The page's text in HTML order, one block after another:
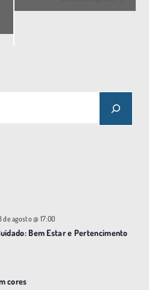
de agosto @ 17:00
Bem Estar e Pertencimento
cores